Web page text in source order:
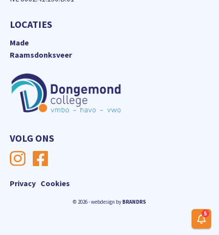
LOCATIES
Made
Raamsdonksveer
VOLG ONS
Privacy Cookies
© 2026 - webdesign by BRANDRS